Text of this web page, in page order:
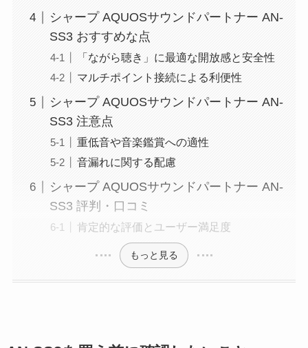
シャープ AQUOSサウンドパートナー AN-
SS3 おすすめな点
「ながら聴き」に最適な開放感と安全性
マルチポイント接続による利便性
シャープ AQUOSサウンドパートナー AN-
SS3 注意点
重低音や音楽鑑賞への適性
音漏れに関する配慮
シャープ AQUOSサウンドパートナー AN-
SS3 評判・口コミ
肯定的な評価とユーザー満足度
もっと見る